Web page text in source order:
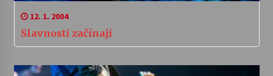
12. 1. 2004
Slavnosti začínají